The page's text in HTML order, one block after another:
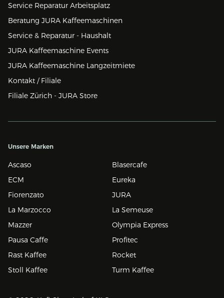
Service Reparatur Arbeitsplatz
Beratung JURA Kaffeemaschinen
Service & Reparatur - Haushalt
JURA Kaffeemaschine Events
JURA Kaffeemaschine Langzeitmiete
Kontakt / Filiale
Filiale Zürich - JURA Store
Unsere Marken
Ascaso
Blasercafe
ECM
Eureka
Fiorenzato
JURA
La Marzocco
La Semeuse
Mazzer
Olympia Express
Pausa Caffe
Profitec
Rast Kaffee
Rocket
Stoll Kaffee
Turm Kaffee